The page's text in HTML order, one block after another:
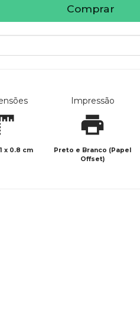
Comprar
x 0.8 cm
Impressão
Preto e Branco (Papel
Offset)